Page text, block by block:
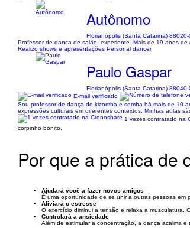
Autônomo
Florianópolis (Santa Catarina)
Professor de dança de salão, experiente. Mais de 19 anos
Realizo shows e apresentações Personal dancer
Paulo Gaspar
Florianópolis (Santa Catarina)
E-mail verificado
Sou professor de dança de kizomba e semba há mais de 10
expressões culturais em diferentes contextos. Minhas aulas
1 vezes contratado na
corpinho bonito.
Por que a prática de
Ajudará você a fazer novos amigos
É uma oportunidade de se unir a outras pessoas em
Aliviará o estresse
O exercício diminui a tensão e relaxa a musculatura.
Controlará a ansiedade
Além de estimular a concentração, a dança acalma e